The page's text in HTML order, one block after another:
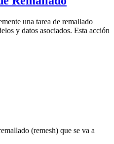
una tarea de remallado
y datos asociados. Esta acción
(remesh) que se va a